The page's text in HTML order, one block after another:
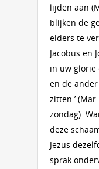
lijden aan
blijken de
elders te
Jacobus en
in uw glorie
en de
zitten.’
zondag).
deze
Jezus
sprak